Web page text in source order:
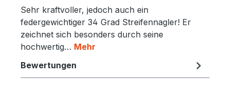
hintenLeichtes und handliches
GerätGummianschlagNo-Mark-Nase
Neues kompaktes Modell für Dachleisten,
Balken, Verschalung, Böden,
kompaktem Design! Handwerker
bevorzugen 34° Streifennagler!
Sehr kraftvoller, jedoch auch ein
federgewichtiger 34 Grad Streifennagler! Er
zeichnet sich besonders durch seine
hochwertig… Mehr
Bewertungen